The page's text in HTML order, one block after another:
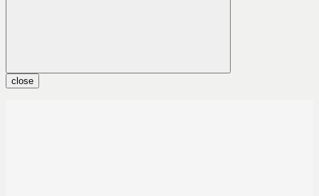
close